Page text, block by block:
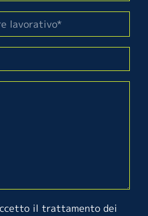
il trattamento dei